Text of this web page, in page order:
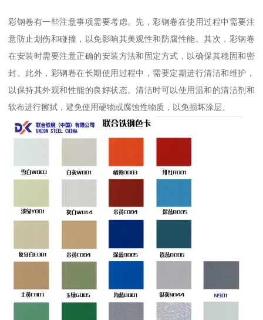
彩钢卷有一些注意事项需要考虑。先，彩钢卷在使用过程中需要注
意防止划伤和碰撞，以免影响其美观性和防腐性能。其次，彩钢卷
在安装时需要注意正确的安装方法和固定方式，以确保其稳固和密
封。此外，彩钢卷在长期使用过程中，需要定期进行清洁和维护，
以保持其外观和性能的良好状态。清洁时可以使用温和的清洁剂和
软布进行擦拭，避免使用硬物或腐蚀性物质，以免损坏涂层。